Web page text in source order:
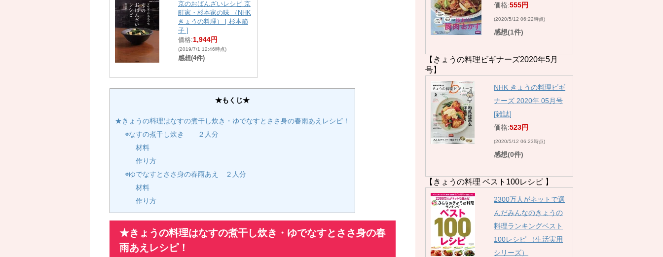
京のおばんざいレシピ 京
町家・杉本家の味 （NHK
きょうの料理） [ 杉本節
子 ]
価格:1,944円
(2019/7/1 12:46時点)
感想(4件)
★もくじ★
★きょうの料理はなすの煮干し炊き・ゆでなすとささ身の春雨あえレシピ！
◉なすの煮干し炊き ２人分
材料
作り方
◉ゆでなすとささ身の春雨あえ ２人分
材料
作り方
★きょうの料理はなすの煮干し炊き・ゆでなすとささ身の春
雨あえレシピ！
価格:555円
(2020/5/12 06:22時点)
感想(1件)
【きょうの料理ビギナーズ2020年5月
号】
NHK きょうの料理ビギ
ナーズ 2020年 05月号
[雑誌]
価格:523円
(2020/5/12 06:23時点)
感想(0件)
【きょうの料理 ベスト100レシピ 】
2300万人がネットで選
んだみんなのきょうの
料理ランキングベスト
100レシピ （生活実用
シリーズ）